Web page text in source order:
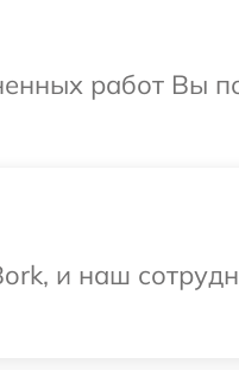
работ Вы
и наш